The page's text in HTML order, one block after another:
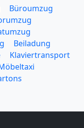
Büroumzug
Beiladung
Klaviertransport